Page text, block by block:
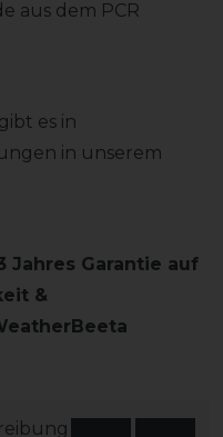
aus dem PCR
es in
in unserem
Jahres Garantie auf
&